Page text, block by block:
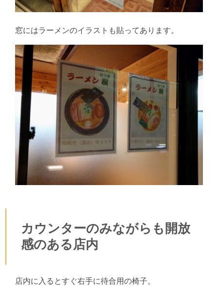
窓にはラーメンのイラストも貼ってあります。
カウンターのみながらも開放
感のある店内
店内に入るとすぐ右手に待合用の椅子。